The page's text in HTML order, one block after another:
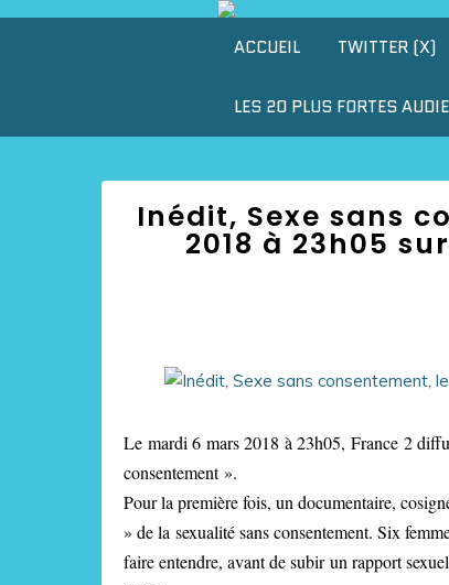
ACCUEIL TWITTER (X)
LES 20 PLUS FORTES
Inédit, Sexe sans
2018 à 23h05
Le mardi6 mars2018 à 23h05, France 2
consentement ».
Pour la première fois, un documentaire,
» de la sexualité sans consentement. Six
faire entendre, avant de subir un rapport